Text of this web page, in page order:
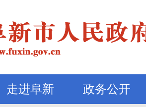
走进阜新 政务公开